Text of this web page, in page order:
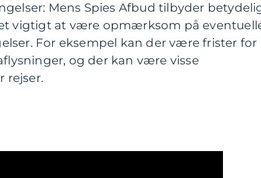
Mens Spies Afbud tilbyder
vigtigt at være opmærksom på
For eksempel kan der være frister for
og der kan være visse
rejser.